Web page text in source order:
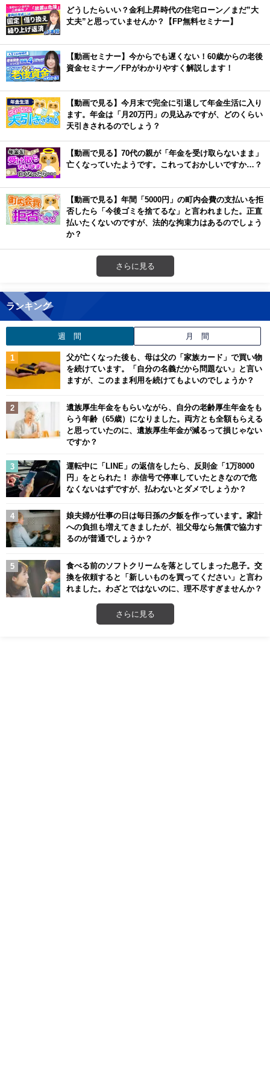
どうしたらいい？金利上昇時代の住宅ローン／まだ”大
丈夫”と思っていませんか？【FP無料セミナー】
【動画セミナー】今からでも遅くない！60歳からの老後
資金セミナー／FPがわかりやすく解説します！
【動画で見る】今月末で完全に引退して年金生活に入り
ます。年金は「月20万円」の見込みですが、どのくらい
天引きされるのでしょう？
【動画で見る】70代の親が「年金を受け取らないまま」
亡くなっていたようです。これっておかしいですか…？
【動画で見る】年間「5000円」の町内会費の支払いを拒
否したら「今後ゴミを捨てるな」と言われました。正直
払いたくないのですが、法的な拘束力はあるのでしょう
か？
さらに見る
ランキング
週 間 月 間
父が亡くなった後も、母は父の「家族カード」で買い物
を続けています。「自分の名義だから問題ない」と言い
ますが、このまま利用を続けてもよいのでしょうか？
遺族厚生年金をもらいながら、自分の老齢厚生年金をも
らう年齢（65歳）になりました。両方とも全額もらえる
と思っていたのに、遺族厚生年金が減るって損じゃない
ですか？
運転中に「LINE」の返信をしたら、反則金「1万8000
円」をとられた！ 赤信号で停車していたときなので危
なくないはずですが、払わないとダメでしょうか？
娘夫婦が仕事の日は毎日孫の夕飯を作っています。家計
への負担も増えてきましたが、祖父母なら無償で協力す
るのが普通でしょうか？
食べる前のソフトクリームを落としてしまった息子。交
換を依頼すると「新しいものを買ってください」と言わ
れました。わざとではないのに、理不尽すぎませんか？
さらに見る